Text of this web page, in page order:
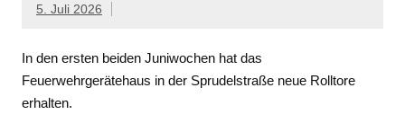
5. Juli 2026
In den ersten beiden Juniwochen hat das
Feuerwehrgerätehaus in der Sprudelstraße neue Rolltore
erhalten.